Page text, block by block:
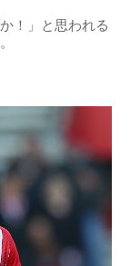
！」と思われる